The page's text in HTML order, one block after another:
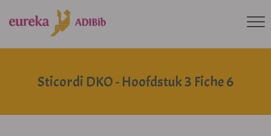
Sticordi DKO - Hoofdstuk 3 Fiche 6